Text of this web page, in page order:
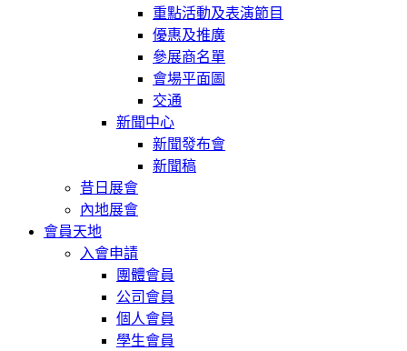
重點活動及表演節目
優惠及推廣
參展商名單
會場平面圖
交通
新聞中心
新聞發布會
新聞稿
昔日展會
內地展會
會員天地
入會申請
團體會員
公司會員
個人會員
學生會員